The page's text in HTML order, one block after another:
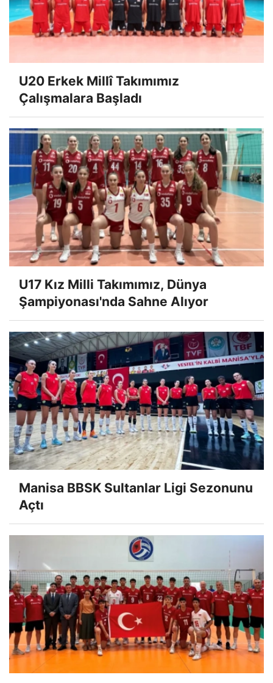
U20 Erkek Millî Takımımız
Çalışmalara Başladı
U17 Kız Milli Takımımız, Dünya
Şampiyonası'nda Sahne Alıyor
Manisa BBSK Sultanlar Ligi Sezonunu
Açtı